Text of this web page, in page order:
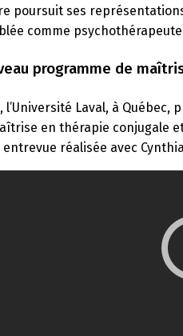
poursuit ses
comme
programme de
l’Université Laval, à
en thérapie conjugale
réalisée avec